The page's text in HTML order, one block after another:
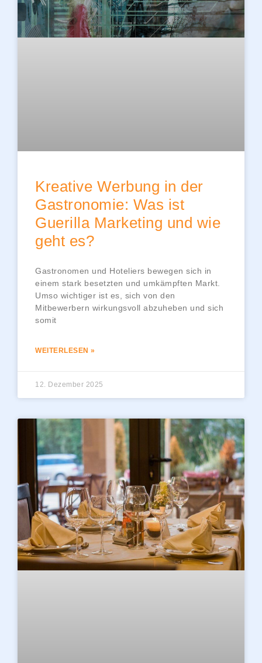
Kreative Werbung in der
Gastronomie: Was ist
Guerilla Marketing und wie
geht es?
Gastronomen und Hoteliers bewegen sich in
einem stark besetzten und umkämpften Markt.
Umso wichtiger ist es, sich von den
Mitbewerbern wirkungsvoll abzuheben und sich
somit
WEITERLESEN »
12. Dezember 2025